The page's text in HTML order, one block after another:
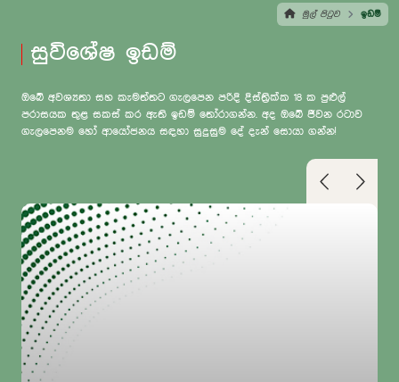
මුල් පිටුව ඉඩම්
සුවිශේෂ ඉඩම්
ඔබේ අවශ්‍යතා සහ කැමත්තට ගැලපෙන පරිදි දිස්ත්‍රික්ක 18 ක පුළුල්
පරාසයක තුළ සකස් කර ඇති ඉඩම් තෝරාගන්න. අද ඔබේ ජීවන රටාව
ගැලපෙනම හෝ ආයෝජනය සඳහා සුදුසුම දේ දැන් සොයා ගන්න!